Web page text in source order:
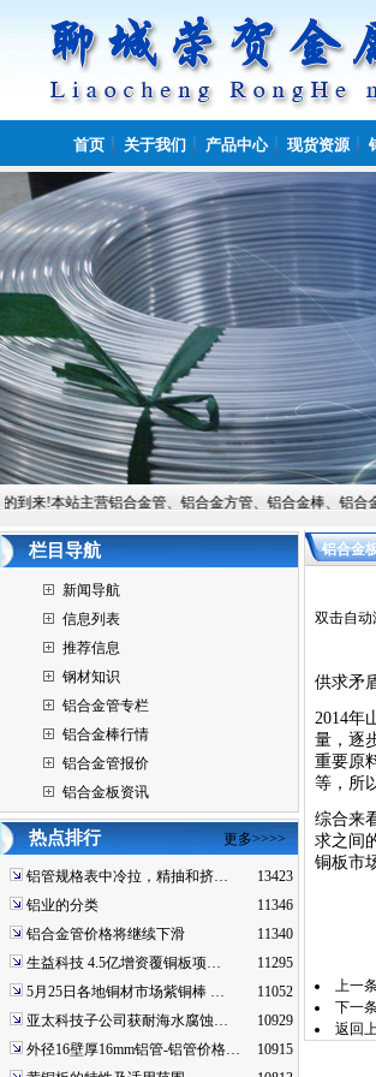
首页 关于我们 产品中心 现货资源
来!本站主营铝合金管、铝合金方管、铝合金棒、铝合金
栏目导航
新闻导航
信息列表
推荐信息
钢材知识
铝合金管专栏
铝合金棒行情
铝合金管报价
铝合金板资讯
热点排行 更多>>>>
铝管规格表中冷拉，精抽和挤…
13423
铝业的分类
11346
铝合金管价格将继续下滑
11340
生益科技 4.5亿增资覆铜板项…
11295
5月25日各地铜材市场紫铜棒 …
11052
亚太科技子公司获耐海水腐蚀…
10929
外径16壁厚16mm铝管-铝管价格…
10915
铝合金
双击自动
供求矛
2014年
量，逐
重要原
等，所
综合来
求之间
铜板市
上一
下一
返回